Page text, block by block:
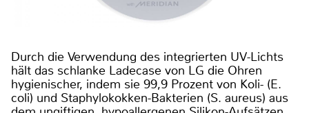
Durch die Verwendung des integrierten UV-Lichts
hält das schlanke Ladecase von LG die Ohren
hygienischer, indem sie 99,9 Prozent von Koli- (E.
coli) und Staphylokokken-Bakterien (S. aureus) aus